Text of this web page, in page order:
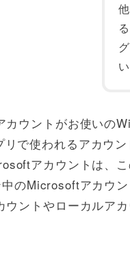
ウントがお使いの
で使われるアカウ
アカウントは、
のMicrosoftアカウ
ントやローカルア